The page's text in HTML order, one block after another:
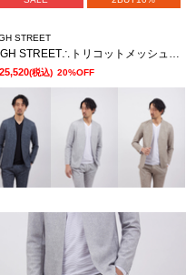
STREET
HIGH STREET∴トリコットメッシュポップサックＰＴノーカラーＪＫ
(税込) 20%OFF